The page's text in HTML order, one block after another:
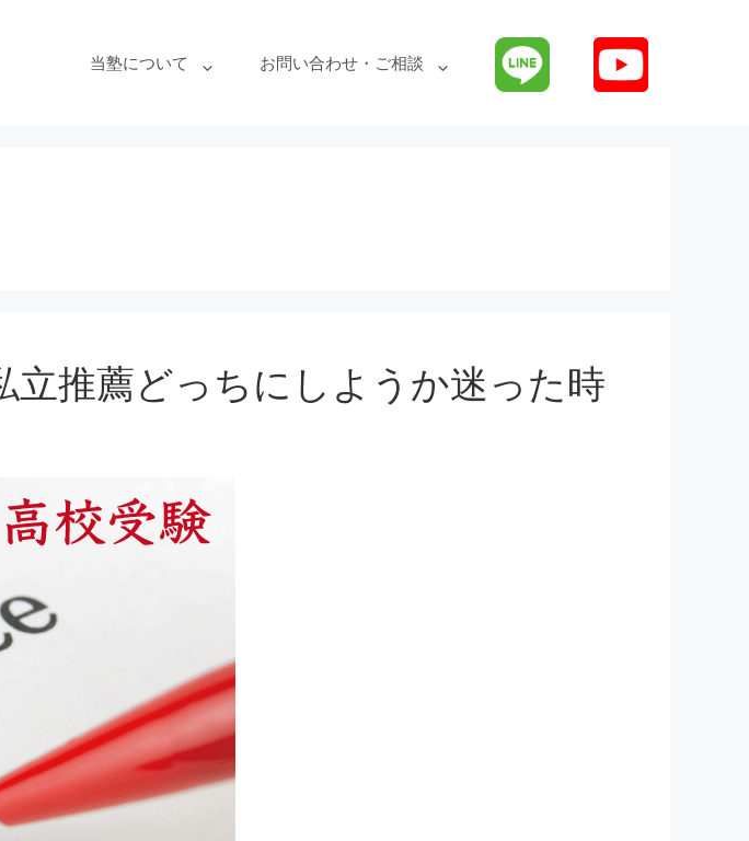
当塾について お問い合わせ・ご相談
推薦どっちにしようか迷った時